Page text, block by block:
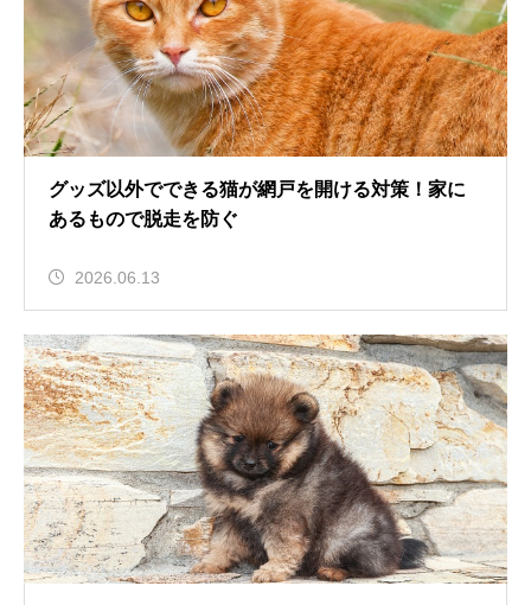
グッズ以外でできる猫が網戸を開ける対策！家に
あるもので脱走を防ぐ
2026.06.13